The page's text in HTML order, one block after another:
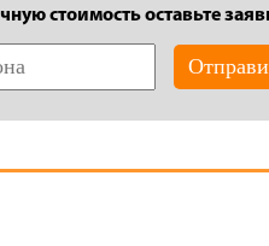
стоимость оставьте